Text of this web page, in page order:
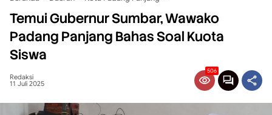
Temui Gubernur Sumbar, Wawako
Padang Panjang Bahas Soal Kuota
Siswa
Redaksi
11 Juli 2025
506